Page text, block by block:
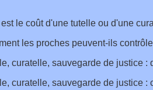
le coût d'une tutelle ou d'une
les proches peuvent-ils
curatelle, sauvegarde de justice :
curatelle, sauvegarde de justice :